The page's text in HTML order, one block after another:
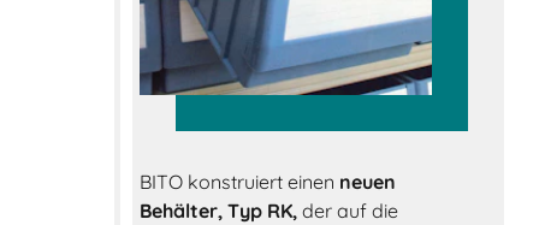
BITO konstruiert einen neuen
Behälter, Typ RK, der auf die